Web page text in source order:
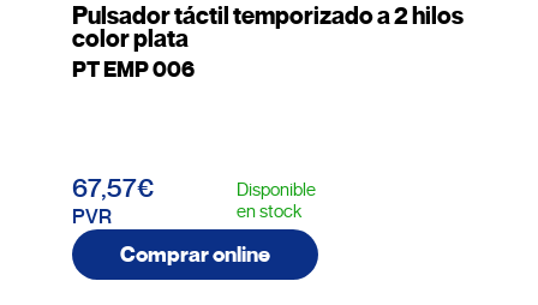
Pulsador táctil temporizado a 2 hilos
color plata
PT EMP 006
67,57€
PVR
Disponible
en stock
Comprar online